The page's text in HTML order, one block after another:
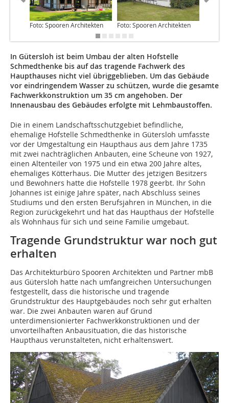
Foto: Spooren Architekten Foto: Spooren Architekten
In Gütersloh ist beim Umbau der alten Hofstelle
Schmedthenke bis auf das tragende Fachwerk des
Haupthauses nicht viel übriggeblieben. Um das Gebäude
vor eindringendem Wasser zu schützen, wurde die gesamte
Fachwerkkonstruktion um 35 cm angehoben. Der
Innenausbau des Gebäudes erfolgte mit Lehmbaustoffen.
Die in einem Landschaftsschutzgebiet befindliche,
ehemalige Hofstelle Schmedthenke in Gütersloh umfasste
vor der Umgestaltung ein Haupthaus aus dem Jahre 1735
mit zwei nachträglichen Anbauten, eine Scheune von 1927,
einen Altenteiler von 1975 und ein etwa 200 Jahre altes,
ehemaliges Kötterhaus. Die Mutter des jetzigen Besitzers
und Bewohners hatte die Hofstelle 1978 geerbt. Ihr Sohn
Johannes ist einige Jahre später, nach Abschluss seines
Studiums und den ersten Berufsjahren in München, in die
Region zurückgekehrt und hat das Haupthaus der Hofstelle
als Wohnhaus für sich und seine Familie umgebaut.
Tragende Grundstruktur war noch gut
erhalten
Das Architekturbüro Spooren Architekten und Partner mbB
aus Gütersloh hatte nach umfangreichen Untersuchungen
festgestellt, dass die historische und tragende
Grundstruktur des Hauptgebäudes noch sehr gut erhalten
war. Die zwei Anbauten waren auf Grund
unterdimensionierter Fachwerkkonstruktionen und der
unvorteilhaften Anbausituation, die das historische
Haupthaus verunstalteten, nicht erhaltenswert.